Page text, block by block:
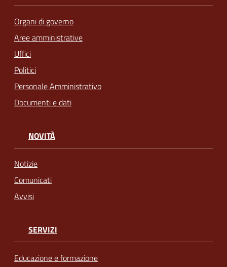
Organi di governo
Aree amministrative
Uffici
Politici
Personale Amministrativo
Documenti e dati
NOVITÀ
Notizie
Comunicati
Avvisi
SERVIZI
Educazione e formazione